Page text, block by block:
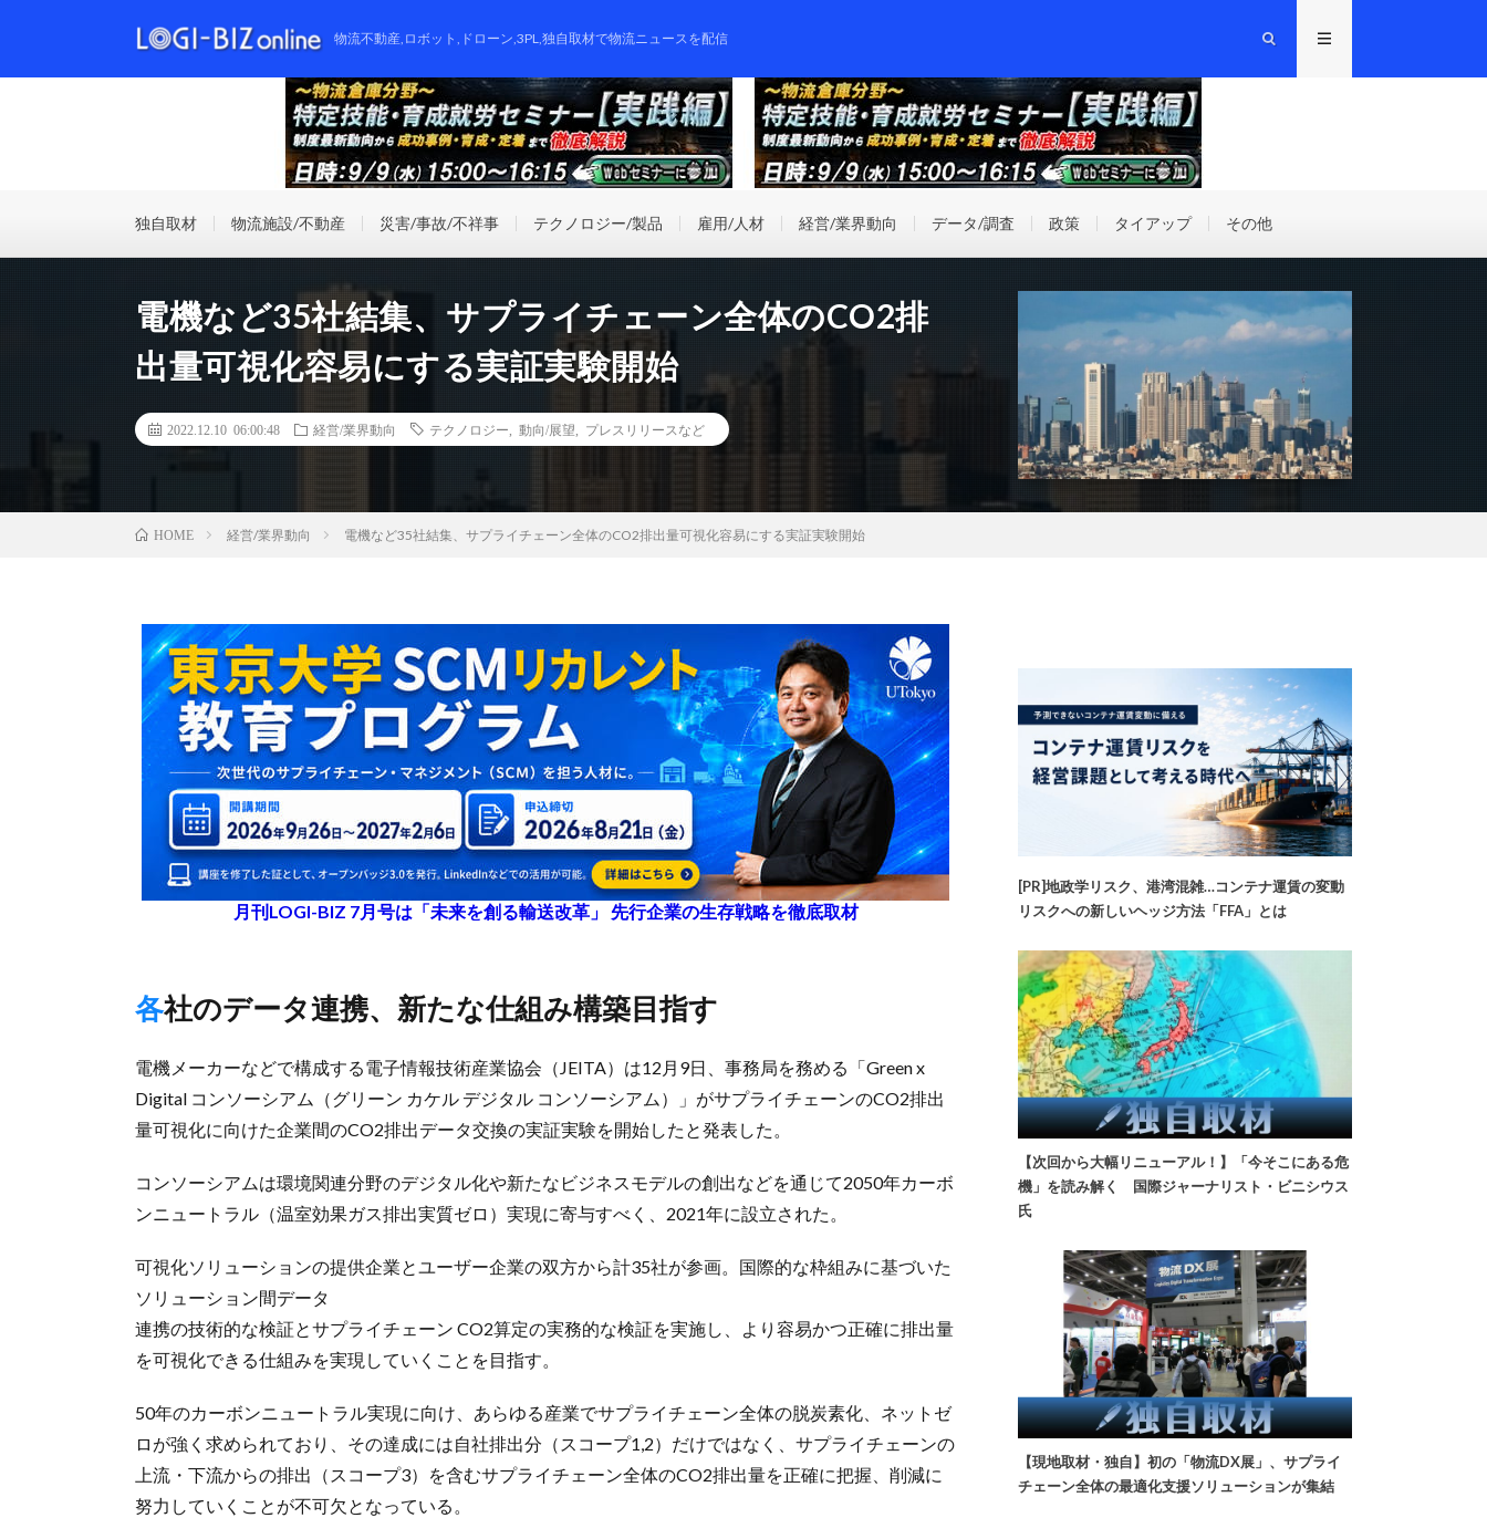
物流不動産,ロボット,ドローン,3PL,独自取材で物流ニュースを配信
独自取材 物流施設/不動産 災害/事故/不祥事 テクノロジー/製品 雇用/人材 経営/業界動向 データ/調査 政策 タイアップ その他
電機など35社結集、サプライチェーン全体のCO2排
出量可視化容易にする実証実験開始
2022.12.10 06:00:48 経営/業界動向 テクノロジー 動向/展望 プレスリリースなど
HOME 経営/業界動向 電機など35社結集、サプライチェーン全体のCO2排出量可視化容易にする実証実験開始
月刊LOGI-BIZ 7月号は「未来を創る輸送改革」 先行企業の生存戦略を徹底取材
各社のデータ連携、新たな仕組み構築目指す
電機メーカーなどで構成する電子情報技術産業協会（JEITA）は12月9日、事務局を務める「Green x
Digital コンソーシアム（グリーン カケル デジタル コンソーシアム）」がサプライチェーンのCO2排出
量可視化に向けた企業間のCO2排出データ交換の実証実験を開始したと発表した。
コンソーシアムは環境関連分野のデジタル化や新たなビジネスモデルの創出などを通じて2050年カーボ
ンニュートラル（温室効果ガス排出実質ゼロ）実現に寄与すべく、2021年に設立された。
可視化ソリューションの提供企業とユーザー企業の双方から計35社が参画。国際的な枠組みに基づいた
ソリューション間データ
連携の技術的な検証とサプライチェーン CO2算定の実務的な検証を実施し、より容易かつ正確に排出量
を可視化できる仕組みを実現していくことを目指す。
50年のカーボンニュートラル実現に向け、あらゆる産業でサプライチェーン全体の脱炭素化、ネットゼ
ロが強く求められており、その達成には自社排出分（スコープ1,2）だけではなく、サプライチェーンの
上流・下流からの排出（スコープ3）を含むサプライチェーン全体のCO2排出量を正確に把握、削減に
努力していくことが不可欠となっている。
[PR]地政学リスク、港湾混雑…コンテナ運賃の変動
リスクへの新しいヘッジ方法「FFA」とは
【次回から大幅リニューアル！】「今そこにある危
機」を読み解く 国際ジャーナリスト・ビニシウス
氏
【現地取材・独自】初の「物流DX展」、サプライ
チェーン全体の最適化支援ソリューションが集結